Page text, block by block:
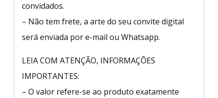
convidados.
– Não tem frete, a arte do seu convite digital
será enviada por e-mail ou Whatsapp.
LEIA COM ATENÇÃO, INFORMAÇÕES
IMPORTANTES:
– O valor refere-se ao produto exatamente